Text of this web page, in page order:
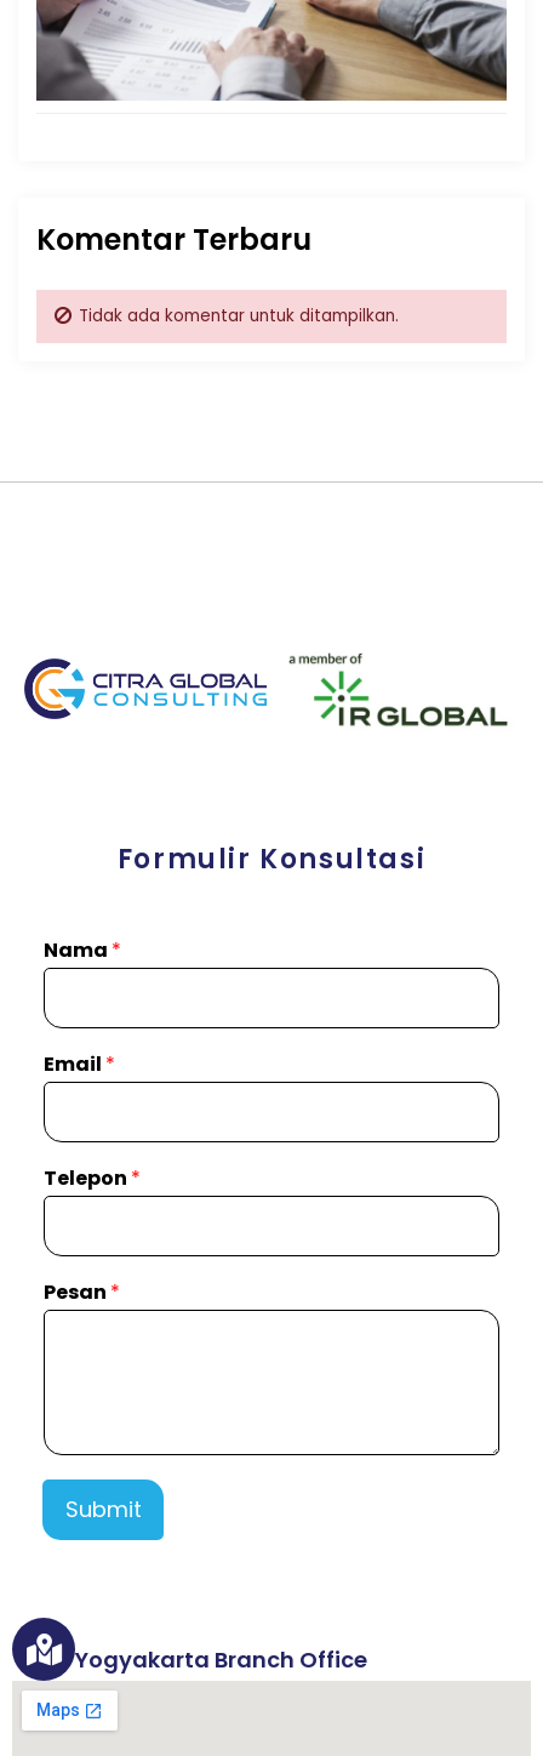
Komentar Terbaru
Tidak ada komentar untuk ditampilkan.
Formulir Konsultasi
Nama *
Email *
Telepon *
Pesan *
Submit
Yogyakarta Branch Office